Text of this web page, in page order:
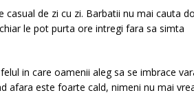
de zi cu zi. Barbatii nu mai cauta
le pot purta ore intregi fara sa simta
in care oamenii aleg sa se imbrace
afara este foarte cald, nimeni nu mai